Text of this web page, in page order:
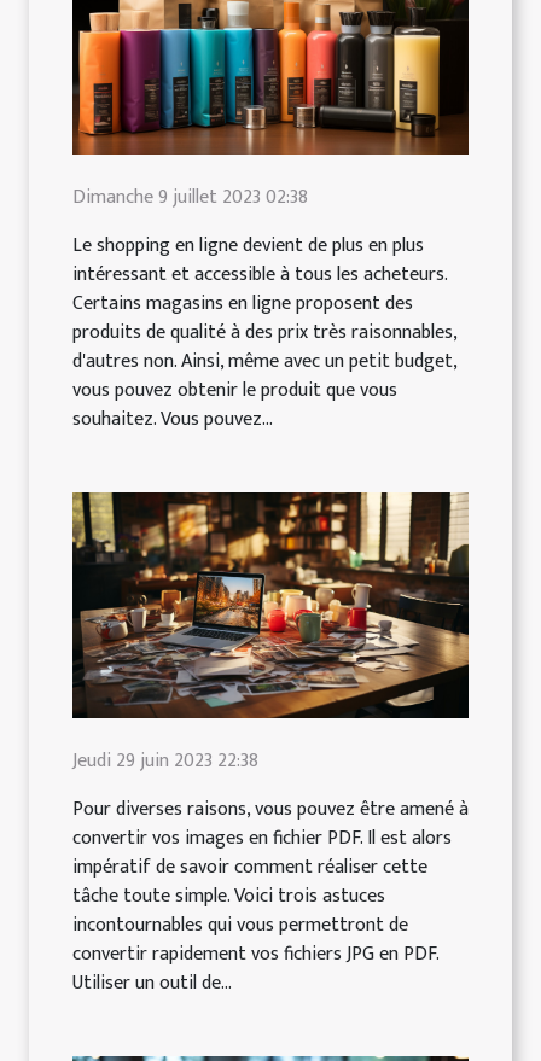
Dimanche 9 juillet 2023 02:38
Le shopping en ligne devient de plus en plus
intéressant et accessible à tous les acheteurs.
Certains magasins en ligne proposent des
produits de qualité à des prix très raisonnables,
d'autres non. Ainsi, même avec un petit budget,
vous pouvez obtenir le produit que vous
souhaitez. Vous pouvez...
Jeudi 29 juin 2023 22:38
Pour diverses raisons, vous pouvez être amené à
convertir vos images en fichier PDF. Il est alors
impératif de savoir comment réaliser cette
tâche toute simple. Voici trois astuces
incontournables qui vous permettront de
convertir rapidement vos fichiers JPG en PDF.
Utiliser un outil de...